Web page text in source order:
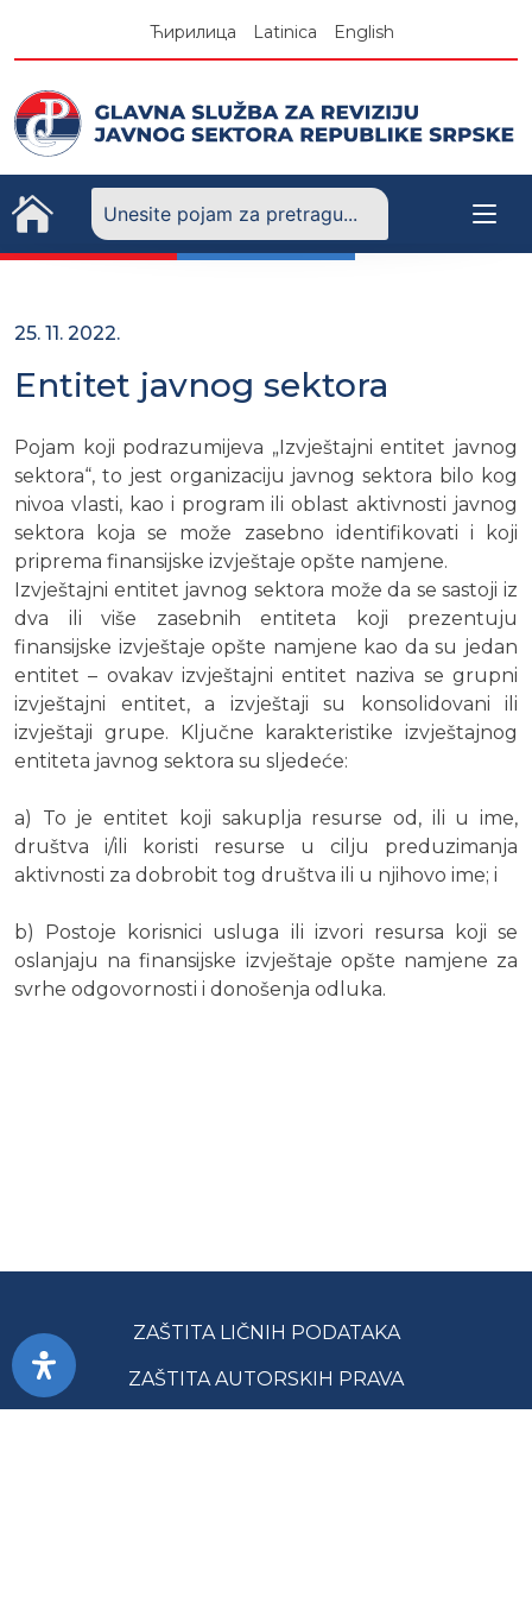
Ћирилица Latinica English
25. 11. 2022.
Entitet javnog sektora
Pojam koji podrazumijeva „Izvještajni entitet javnog
sektora“, to jest organizaciju javnog sektora bilo kog
nivoa vlasti, kao i program ili oblast aktivnosti javnog
sektora koja se može zasebno identifikovati i koji
priprema finansijske izvještaje opšte namjene.
Izvještajni entitet javnog sektora može da se sastoji iz
dva ili više zasebnih entiteta koji prezentuju
finansijske izvještaje opšte namjene kao da su jedan
entitet – ovakav izvještajni entitet naziva se grupni
izvještajni entitet, a izvještaji su konsolidovani ili
izvještaji grupe. Ključne karakteristike izvještajnog
entiteta javnog sektora su sljedeće:
a) To je entitet koji sakuplja resurse od, ili u ime,
društva i/ili koristi resurse u cilju preduzimanja
aktivnosti za dobrobit tog društva ili u njihovo ime; i
b) Postoje korisnici usluga ili izvori resursa koji se
oslanjaju na finansijske izvještaje opšte namjene za
svrhe odgovornosti i donošenja odluka.
ZAŠTITA LIČNIH PODATAKA
ZAŠTITA AUTORSKIH PRAVA